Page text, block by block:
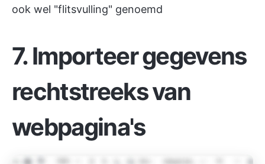
ook wel "flitsvulling" genoemd
7. Importeer gegevens
rechtstreeks van
webpagina's